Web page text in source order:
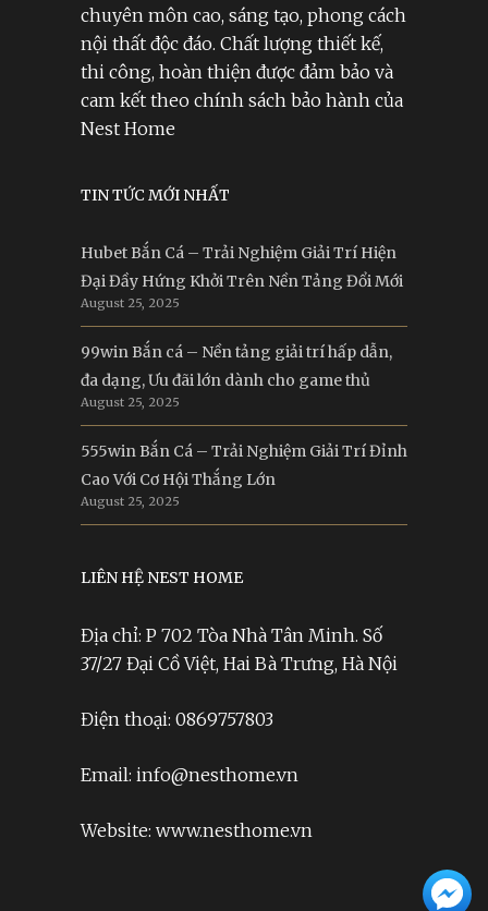
chuyên môn cao, sáng tạo, phong cách
nội thất độc đáo. Chất lượng thiết kế,
thi công, hoàn thiện được đảm bảo và
cam kết theo chính sách bảo hành của
Nest Home
TIN TỨC MỚI NHẤT
Hubet Bắn Cá – Trải Nghiệm Giải Trí Hiện
Đại Đầy Hứng Khởi Trên Nền Tảng Đổi Mới
August 25, 2025
99win Bắn cá – Nền tảng giải trí hấp dẫn,
đa dạng, Ưu đãi lớn dành cho game thủ
August 25, 2025
555win Bắn Cá – Trải Nghiệm Giải Trí Đỉnh
Cao Với Cơ Hội Thắng Lớn
August 25, 2025
LIÊN HỆ NEST HOME
Địa chỉ: P 702 Tòa Nhà Tân Minh. Số
37/27 Đại Cồ Việt, Hai Bà Trưng, Hà Nội
Điện thoại: 0869757803
Email: info@nesthome.vn
Website: www.nesthome.vn